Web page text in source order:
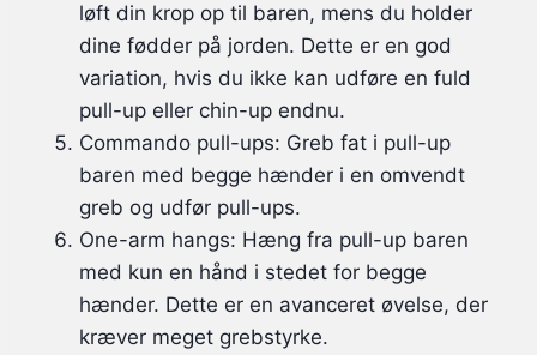
løft din krop op til baren, mens du holder
dine fødder på jorden. Dette er en god
variation, hvis du ikke kan udføre en fuld
pull-up eller chin-up endnu.
Commando pull-ups: Greb fat i pull-up
baren med begge hænder i en omvendt
greb og udfør pull-ups.
One-arm hangs: Hæng fra pull-up baren
med kun en hånd i stedet for begge
hænder. Dette er en avanceret øvelse, der
kræver meget grebstyrke.